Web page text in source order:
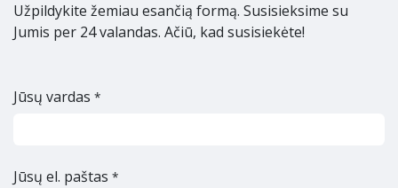
Užpildykite žemiau esančią formą. Susisieksime su
Jumis per 24 valandas. Ačiū, kad susisiekėte!
Jūsų vardas *
Jūsų el. paštas *